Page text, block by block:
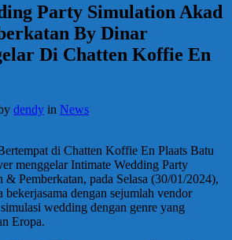
Party Simulation Akad
By Dinar
Di Chatten Koffie En
dendy in News
di Chatten Koffie En Plaats Batu
menggelar Intimate Wedding Party
Pemberkatan, pada Selasa (30/01/2024),
bekerjasama dengan sejumlah vendor
wedding dengan genre yang
Eropa.